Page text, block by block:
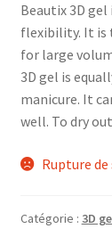
Beautix 3D
flexibility. It is
for large
3D gel is
manicure. It
well. To dry
Rupture
Catégorie : 3D